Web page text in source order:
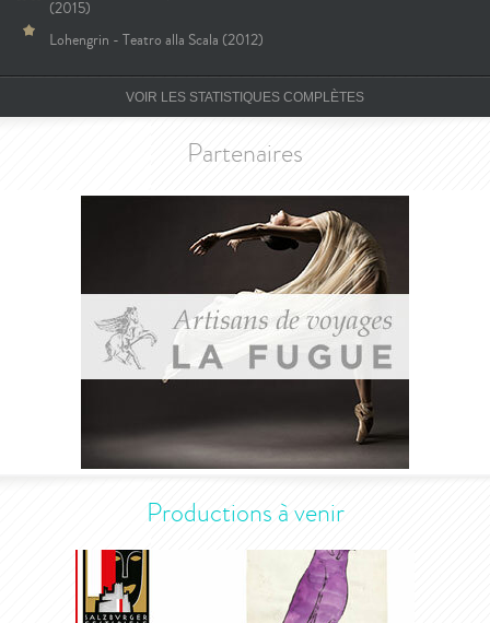
(2015)
Lohengrin - Teatro alla Scala (2012)
VOIR LES STATISTIQUES COMPLÈTES
Partenaires
Productions à venir